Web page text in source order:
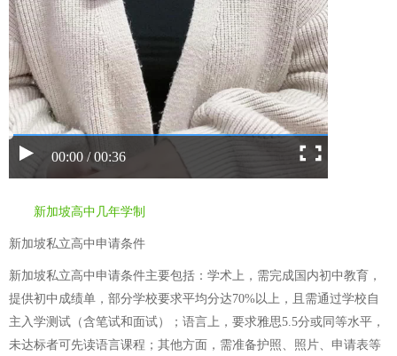
00:00 / 00:36
新加坡高中几年学制
新加坡私立高中申请条件
新加坡私立高中申请条件主要包括：学术上，需完成国内初中教育，
提供初中成绩单，部分学校要求平均分达70%以上，且需通过学校自
主入学测试（含笔试和面试）；语言上，要求雅思5.5分或同等水平，
未达标者可先读语言课程；其他方面，需准备护照、照片、申请表等